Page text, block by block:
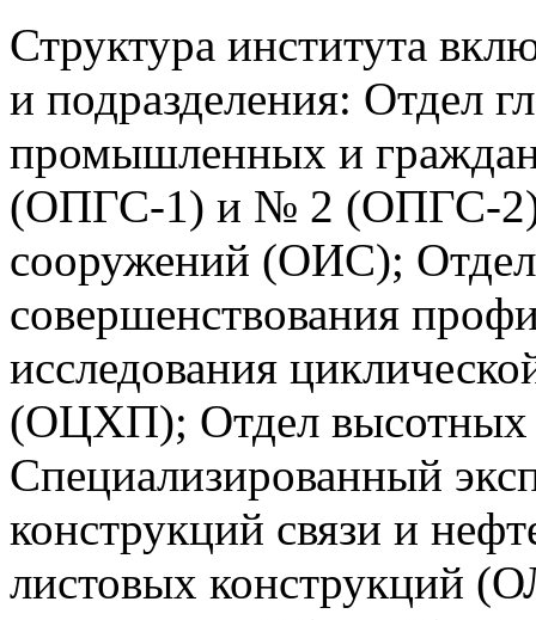
Структура института
и подразделения: Отдел
промышленных и
(ОПГС-1) и № 2 (ОПГС-
сооружений (ОИС);
совершенствования
исследования
(ОЦХП); Отдел
Специализированный
конструкций связи и
листовых конструкций